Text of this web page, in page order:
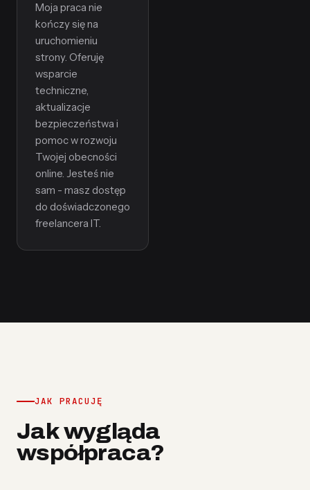
Moja praca nie
kończy się na
uruchomieniu
strony. Oferuję
wsparcie
techniczne,
aktualizacje
bezpieczeństwa i
pomoc w rozwoju
Twojej obecności
online. Jesteś nie
sam - masz dostęp
do doświadczonego
freelancera IT.
JAK PRACUJĘ
Jak wygląda
współpraca?